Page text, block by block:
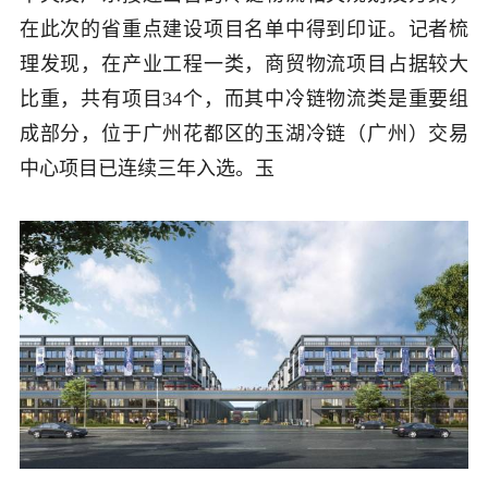
在此次的省重点建设项目名单中得到印证。记者梳
理发现，在产业工程一类，商贸物流项目占据较大
比重，共有项目34个，而其中冷链物流类是重要组
成部分，位于广州花都区的玉湖冷链（广州）交易
中心项目已连续三年入选。 玉